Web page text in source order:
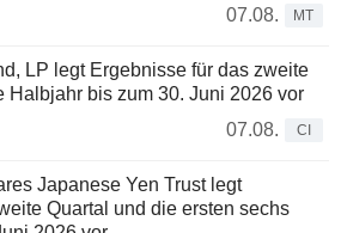
07.08.
MT
LP legt Ergebnisse für das zweite
Halbjahr bis zum 30. Juni 2026 vor
07.08.
CI
Japanese Yen Trust legt
Quartal und die ersten sechs